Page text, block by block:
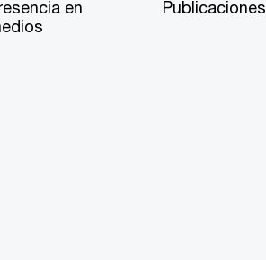
en
Publicaciones